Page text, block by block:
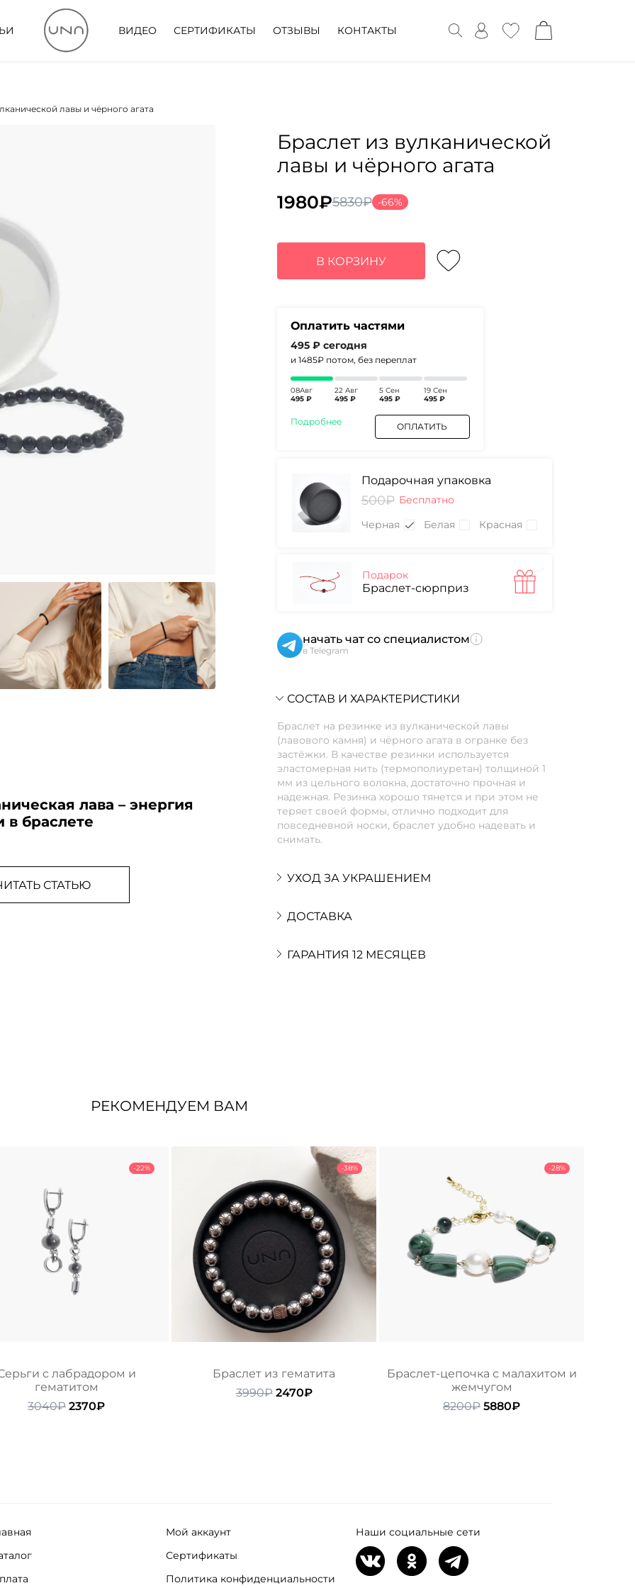
ВИДЕО СЕРТИФИКАТЫ ОТЗЫВЫ КОНТАКТЫ
лавы и чёрного агата
лава – энергия
в браслете
СТАТЬЮ
Браслет из вулканической
лавы и чёрного агата
5830₽
Первоначальная
составляла
5830₽.
1980₽
Текущая
1980₽.
-66%
В КОРЗИНУ
Оплатить частями
495 ₽ сегодня
и 1485₽ потом, без переплат
08Авг
495 ₽
22 Авг
495 ₽
5 Сен
495 ₽
19 Сен
495 ₽
Подробнее ОПЛАТИТЬ
Подарочная упаковка
500₽ Бесплатно
Черная
Белая Красная
Подарок
Браслет-сюрприз
начать чат со специалистом
в Telegram
СОСТАВ И ХАРАКТЕРИСТИКИ
Браслет на резинке из вулканической лавы
(лавового камня) и чёрного агата в огранке без
застёжки. В качестве резинки используется
эластомерная нить (термополиуретан) толщиной 1
мм из цельного волокна, достаточно прочная и
надежная. Резинка хорошо тянется и при этом не
теряет своей формы, отлично подходит для
повседневной носки, браслет удобно надевать и
снимать.
УХОД ЗА УКРАШЕНИЕМ
ДОСТАВКА
ГАРАНТИЯ 12 МЕСЯЦЕВ
РЕКОМЕНДУЕМ ВАМ
-22%
с лабрадором и
гематитом
3040₽ Первоначальная
2370₽Текущая
-38%
Браслет из гематита
3990₽ Первоначальная
2470₽Текущая
-28%
Браслет-цепочка с малахитом и
жемчугом
8200₽ Первоначальная
5880₽Текущая
Мой аккаунт
Сертификаты
Политика конфиденциальности
Наши социальные сети